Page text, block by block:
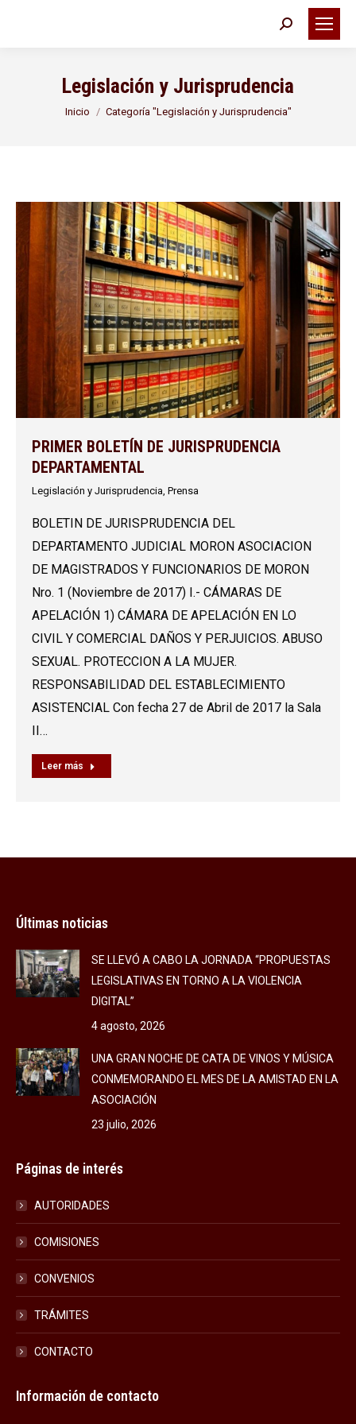
Buscar:
Legislación y Jurisprudencia
Estás aquí:
Inicio Categoría "Legislación y Jurisprudencia"
PRIMER BOLETÍN DE JURISPRUDENCIA
DEPARTAMENTAL
Legislación y Jurisprudencia Prensa
BOLETIN DE JURISPRUDENCIA DEL
DEPARTAMENTO JUDICIAL MORON ASOCIACION
DE MAGISTRADOS Y FUNCIONARIOS DE MORON
Nro. 1 (Noviembre de 2017) I.- CÁMARAS DE
APELACIÓN 1) CÁMARA DE APELACIÓN EN LO
CIVIL Y COMERCIAL DAÑOS Y PERJUICIOS. ABUSO
SEXUAL. PROTECCION A LA MUJER.
RESPONSABILIDAD DEL ESTABLECIMIENTO
ASISTENCIAL Con fecha 27 de Abril de 2017 la Sala
II…
Leer más
Últimas noticias
SE LLEVÓ A CABO LA JORNADA “PROPUESTAS
LEGISLATIVAS EN TORNO A LA VIOLENCIA
DIGITAL”
4 agosto, 2026
UNA GRAN NOCHE DE CATA DE VINOS Y MÚSICA
CONMEMORANDO EL MES DE LA AMISTAD EN LA
ASOCIACIÓN
23 julio, 2026
Páginas de interés
AUTORIDADES
COMISIONES
CONVENIOS
TRÁMITES
CONTACTO
Información de contacto